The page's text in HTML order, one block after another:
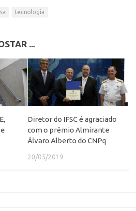
tecnologia
...
Diretor do IFSC é agraciado
com o prêmio Almirante
Álvaro Alberto do CNPq
20/05/2019